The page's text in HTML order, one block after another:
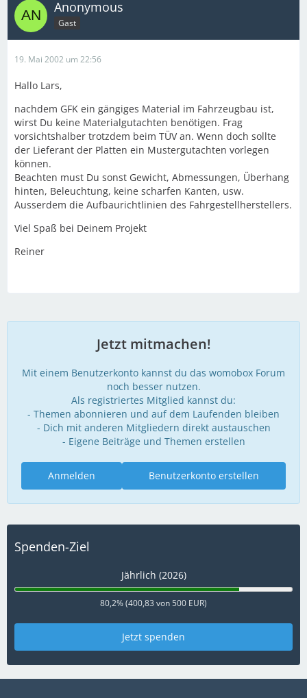
Anonymous
Gast
19. Mai 2002 um 22:56
Hallo Lars,
nachdem GFK ein gängiges Material im Fahrzeugbau ist,
wirst Du keine Materialgutachten benötigen. Frag
vorsichtshalber trotzdem beim TÜV an. Wenn doch sollte
der Lieferant der Platten ein Mustergutachten vorlegen
können.
Beachten must Du sonst Gewicht, Abmessungen, Überhang
hinten, Beleuchtung, keine scharfen Kanten, usw.
Ausserdem die Aufbaurichtlinien des Fahrgestellherstellers.
Viel Spaß bei Deinem Projekt
Reiner
Jetzt mitmachen!
Mit einem Benutzerkonto kannst du das womobox Forum
noch besser nutzen.
Als registriertes Mitglied kannst du:
- Themen abonnieren und auf dem Laufenden bleiben
- Dich mit anderen Mitgliedern direkt austauschen
- Eigene Beiträge und Themen erstellen
Benutzerkonto erstellen
Anmelden
Spenden-Ziel
Jährlich (2026)
80,2% (400,83 von 500 EUR)
Jetzt spenden